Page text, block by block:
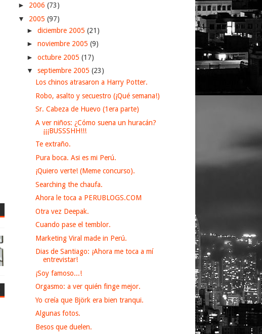
► 2006 (73)
▼ 2005 (97)
► diciembre 2005 (21)
► noviembre 2005 (9)
► octubre 2005 (17)
▼ septiembre 2005 (23)
Los chinos atrasaron a Harry Potter.
Robo, asalto y secuestro (¡Qué semana!)
Sr. Cabeza de Huevo (1era parte)
A ver niños: ¿Cómo suena un huracán?
¡¡¡BUSSSHH!!!
Te extraño.
Pura boca. Asi es mi Perú.
¡Quiero verte! (Meme concurso).
Searching the chaufa.
Ahora le toca a PERUBLOGS.COM
Otra vez Deepak.
Cuando pase el temblor.
Marketing Viral made in Perú.
Dias de Santiago: ¡Ahora me toca a mí
entrevistar!
¡Soy famoso...!
Orgasmo: a ver quién finge mejor.
Yo creía que Björk era bien tranqui.
Algunas fotos.
Besos que duelen.